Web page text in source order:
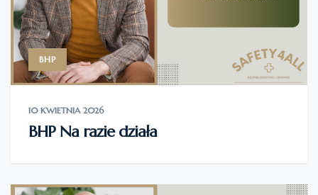
BHP
10 KWIETNIA 2026
BHP Na razie działa